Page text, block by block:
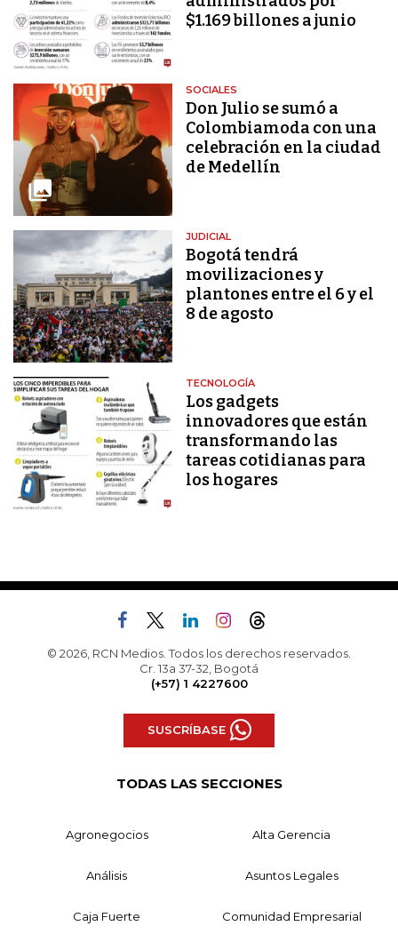
$1.169 billones a junio
SOCIALES
Don Julio se sumó a
Colombiamoda con una
celebración en la ciudad
de Medellín
JUDICIAL
Bogotá tendrá
movilizaciones y
plantones entre el 6 y el
8 de agosto
TECNOLOGÍA
Los gadgets
innovadores que están
transformando las
tareas cotidianas para
los hogares
© 2026, RCN Medios. Todos los derechos reservados.
Cr. 13a 37-32, Bogotá
(+57) 1 4227600
SUSCRÍBASE
TODAS LAS SECCIONES
Agronegocios Alta Gerencia
Análisis Asuntos Legales
Caja Fuerte Comunidad Empresarial